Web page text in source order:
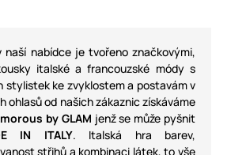
naší nabídce je tvořeno značkovými,
italské a francouzské módy s
stylistek ke zvyklostem a postavám v
ohlasů od našich zákaznic získáváme
by GLAM jenž se může pyšnit
IN ITALY. Italská hra barev,
střihů a kombinaci látek, to vše